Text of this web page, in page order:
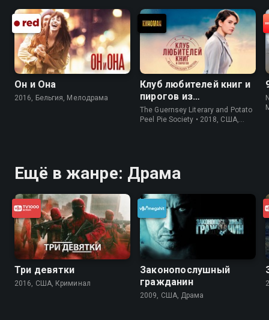
Он и Она
2016, Бельгия, Мелодрама
Клуб любителей книг и
пирогов из
картофельных
очистков
The Guernsey Literary and Potato
Peel Pie Society • 2018, США,
Ещё в жанре: Драма
Три девятки
2016, США, Криминал
Законопослушный
гражданин
2009, США, Драма